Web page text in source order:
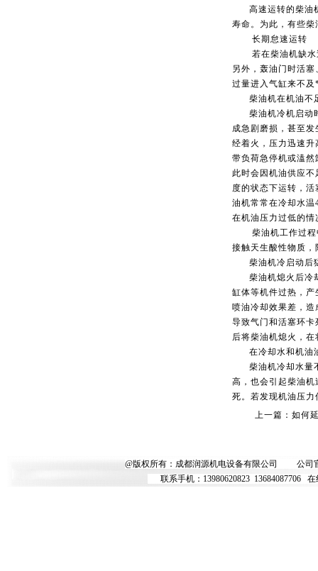
高速运转的柴油机
寿命。为此，有些
长期怠速运转
若在柴油机缺水过
另外，轰油门时活
过量进入气缸来不
柴油机在机油不
柴油机冷机启动时
成急剧磨损，甚至
经着火，压力迅速
带负荷急停机或溘
此时会因机油供应
度的状态下运转，
油机常常在冷却水
在机油压力过低的情
柴油机工作过程中
接触天生酸性物质
柴油机冷启动后
柴油机熄火后冷却
缸体等机件过热，
喷油冷却效果差，
导致气门和活塞环
后将柴油机熄火，
在冷却水和机油
柴油机冷却水量不
高，也会引起柴油
死。若发现机油压
上一篇： 如何
@版权所有：成都润源机电设备有限公司 公司
联系手机： 13980620823 13684087706 在